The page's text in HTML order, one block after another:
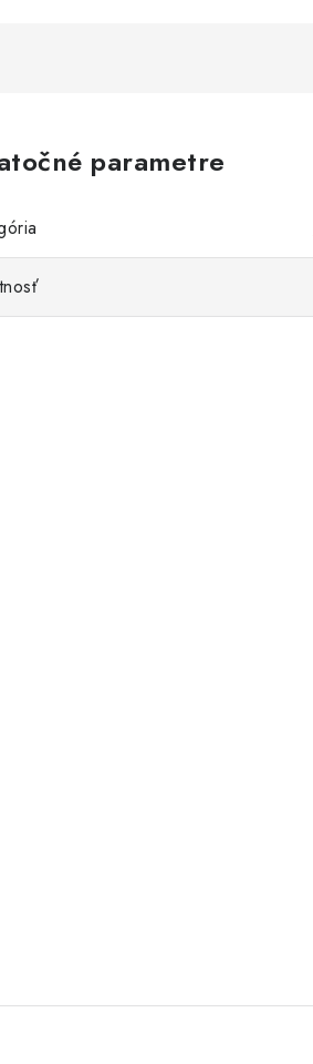
parametre